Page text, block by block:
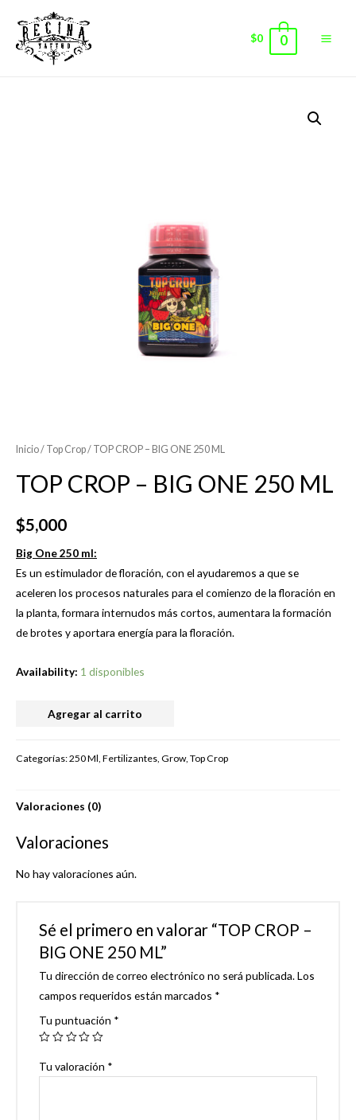
$0 0
Inicio/ Top Crop/ TOP CROP – BIG ONE 250 ML
TOP CROP – BIG ONE 250 ML
$5,000
Big One 250 ml:
Es un estimulador de floración, con el ayudaremos a que se
aceleren los procesos naturales para el comienzo de la floración en
la planta, formara internudos más cortos, aumentara la formación
de brotes y aportara energía para la floración.
Availability: 1 disponibles
250
cantidad
Agregar al carrito
Categorías:250 Ml, Fertilizantes, Grow, Top Crop
Valoraciones (0)
Valoraciones
No hay valoraciones aún.
Sé el primero en valorar “TOP CROP –
BIG ONE 250 ML”
Tu dirección de correo electrónico no será publicada.Los
campos requeridos están marcados *
Tu puntuación *
Tu valoración *